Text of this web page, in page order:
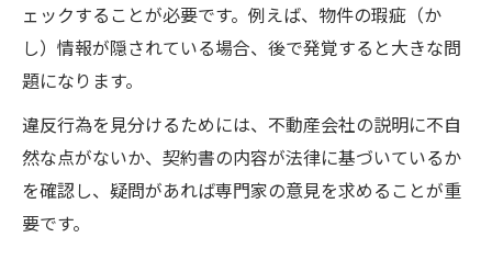
ェックすることが必要です。例えば、物件の瑕疵（か
し）情報が隠されている場合、後で発覚すると大きな問
題になります。
違反行為を見分けるためには、不動産会社の説明に不自
然な点がないか、契約書の内容が法律に基づいているか
を確認し、疑問があれば専門家の意見を求めることが重
要です。